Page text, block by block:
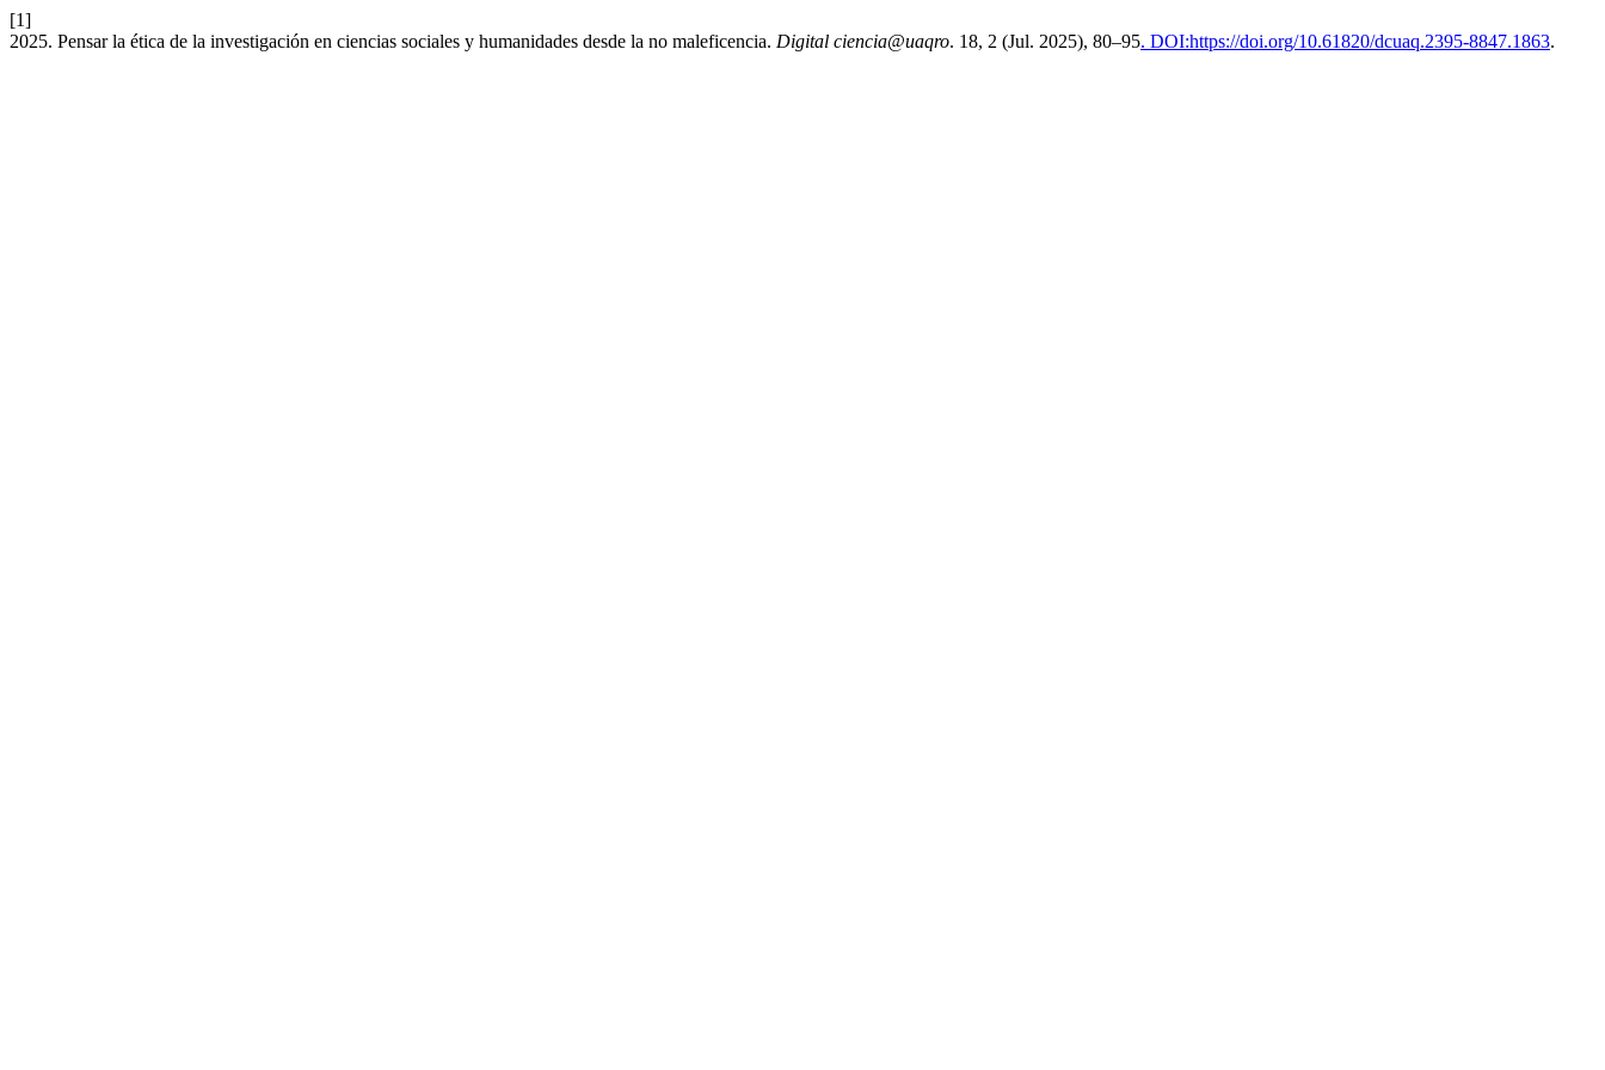
[1]
2025. Pensar la ética de la investigación en ciencias sociales y humanidades desde la no maleficencia. Digital ciencia@uaqro. 18, 2 (Jul. 2025), 80–95. DOI:https://doi.org/10.61820/dcuaq.2395-8847.1863.